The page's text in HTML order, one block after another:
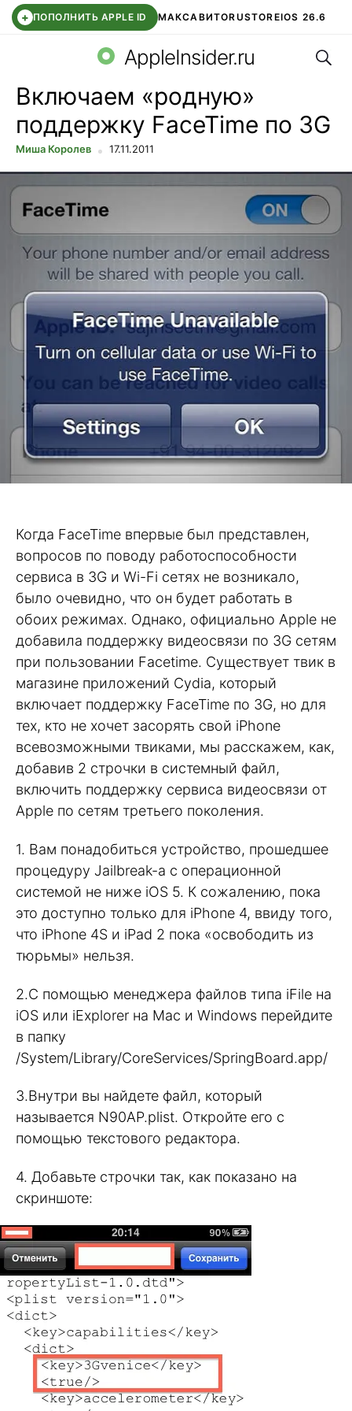
+ ПОПОЛНИТЬ APPLE ID МАКСАВИТОRUSTOREIOS 26.6
СБЕР КИДС ВТБ ОНЛАЙН ЧАТ В ROBLOX
AppleInsider.ru
Включаем «родную»
поддержку FaceTime по 3G
Миша Королев 17.11.2011
Когда FaceTime впервые был представлен,
вопросов по поводу работоспособности
сервиса в 3G и Wi-Fi сетях не возникало,
было очевидно, что он будет работать в
обоих режимах. Однако, официально Apple не
добавила поддержку видеосвязи по 3G сетям
при пользовании Facetime. Существует твик в
магазине приложений Cydia, который
включает поддержку FaceTime по 3G, но для
тех, кто не хочет засорять свой iPhone
всевозможными твиками, мы расскажем, как,
добавив 2 строчки в системный файл,
включить поддержку сервиса видеосвязи от
Apple по сетям третьего поколения.
1. Вам понадобиться устройство, прошедшее
процедуру Jailbreak-a с операционной
системой не ниже iOS 5. К сожалению, пока
это доступно только для iPhone 4, ввиду того,
что iPhone 4S и iPad 2 пока «освободить из
тюрьмы» нельзя.
2.С помощью менеджера файлов типа iFile на
iOS или iExplorer на Mac и Windows перейдите
в папку
/System/Library/CoreServices/SpringBoard.app/
3.Внутри вы найдете файл, который
называется N90AP.plist. Откройте его с
помощью текстового редактора.
4. Добавьте строчки так, как показано на
скриншоте: